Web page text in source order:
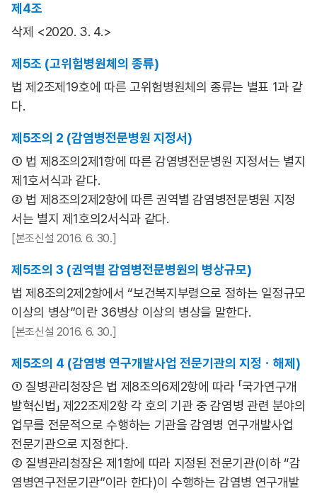
제4조
삭제 <2020. 3. 4.>
제5조 (고위험병원체의 종류)
법 제2조제19호에 따른 고위험병원체의 종류는 별표 1과 같
다.
제5조의 2 (감염병전문병원 지정서)
① 법 제8조의2제1항에 따른 감염병전문병원 지정서는 별지
제1호서식과 같다.
② 법 제8조의2제2항에 따른 권역별 감염병전문병원 지정
서는 별지 제1호의2서식과 같다.
[본조신설 2016. 6. 30.]
제5조의 3 (권역별 감염병전문병원의 병상규모)
법 제8조의2제2항에서 “보건복지부령으로 정하는 일정규모
이상의 병상”이란 36병상 이상의 병상을 말한다.
[본조신설 2016. 6. 30.]
제5조의 4 (감염병 연구개발사업 전문기관의 지정ㆍ해제)
① 질병관리청장은 법 제8조의6제2항에 따라 「국가연구개
발혁신법」 제22조제2항 각 호의 기관 중 감염병 관련 분야의
업무를 전문적으로 수행하는 기관을 감염병 연구개발사업
전문기관으로 지정한다.
② 질병관리청장은 제1항에 따라 지정된 전문기관(이하 “감
염병연구전문기관”이라 한다)이 수행하는 감염병 연구개발